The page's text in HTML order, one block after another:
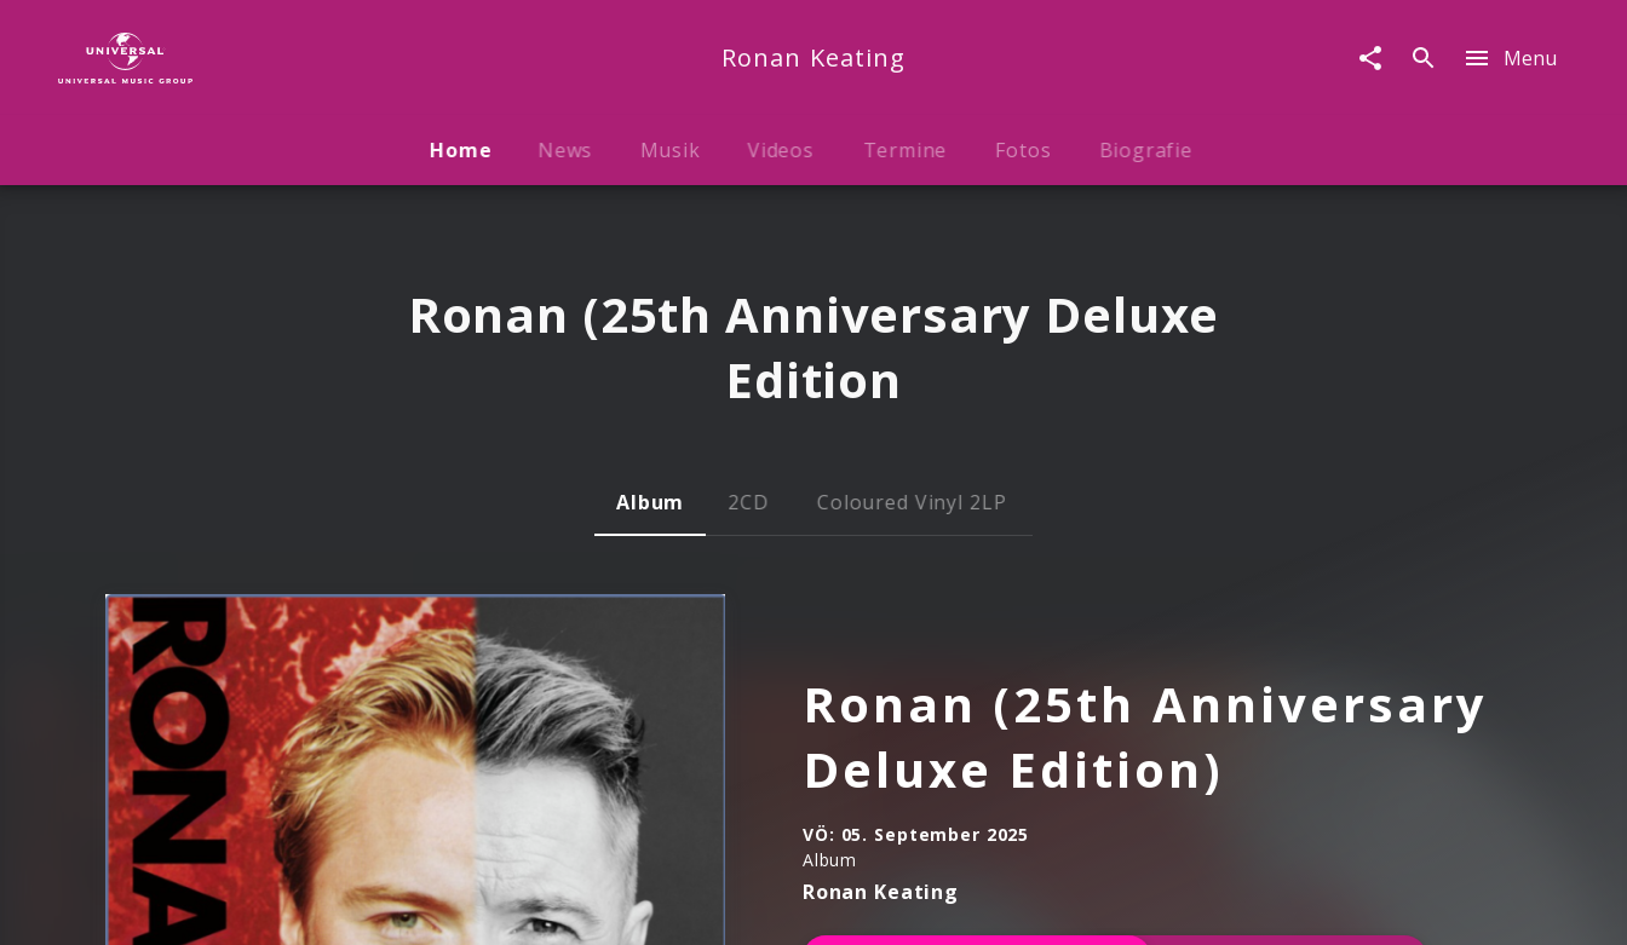
Ronan Keating Menu
Home News Musik Videos Termine Fotos Biografie
Ronan (25th Anniversary Deluxe
Edition
Album 2CD Coloured Vinyl 2LP
Ronan (25th Anniversary
Deluxe Edition)
VÖ: 05. September 2025
Album
Ronan Keating